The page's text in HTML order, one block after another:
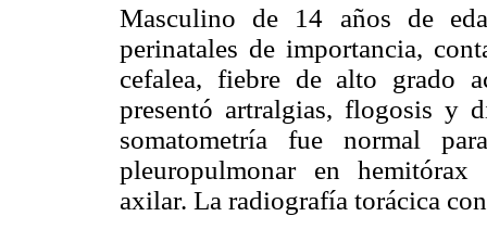
Masculino de 14 años de
perinatales de importancia,
cefalea, fiebre de alto grado
presentó artralgias, flogosis y
somatometría fue normal
pleuropulmonar en hemitórax
axilar. La radiografía torácica